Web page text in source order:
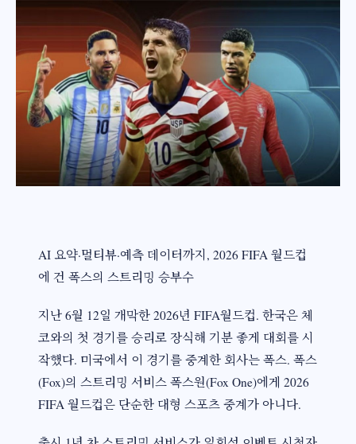
AI 요약·멀티뷰·예측 데이터까지, 2026 FIFA 월드컵
에 건 폭스의 스트리밍 승부수
지난 6월 12일 개막한 2026년 FIFA월드컵. 한국은 체
코와의 첫 경기를 승리로 장식해 기분 좋게 대회를 시
작했다. 미국에서 이 경기를 중계한 회사는 폭스. 폭스
(Fox)의 스트리밍 서비스 폭스원(Fox One)에게 2026
FIFA 월드컵은 단순한 대형 스포츠 중계가 아니다.